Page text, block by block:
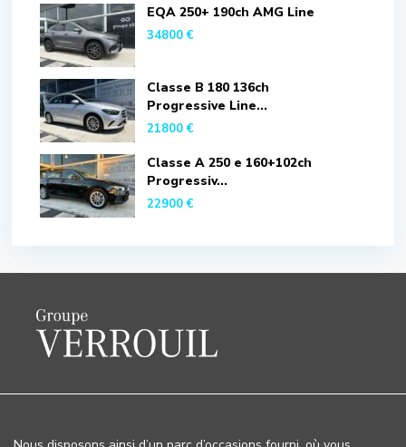
EQA 250+ 190ch AMG Line
34800 €
Classe B 180 136ch
Progressive Line...
21800 €
Classe A 250 e 160+102ch
Progressiv...
22900 €